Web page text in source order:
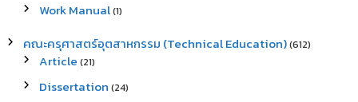
Work Manual(1)
คณะครุศาสตร์อุตสาหกรรม (Technical Education)(612)
Article (21)
Dissertation (24)